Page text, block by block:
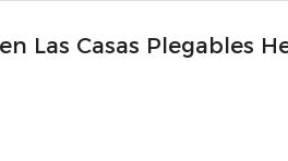
Las Casas Plegables